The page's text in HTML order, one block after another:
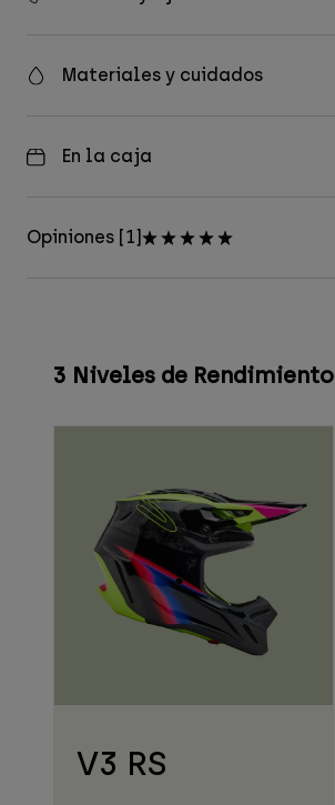
Materiales y cuidados
En la caja
Opiniones [1]
3 Niveles de Rendimiento
V3 RS